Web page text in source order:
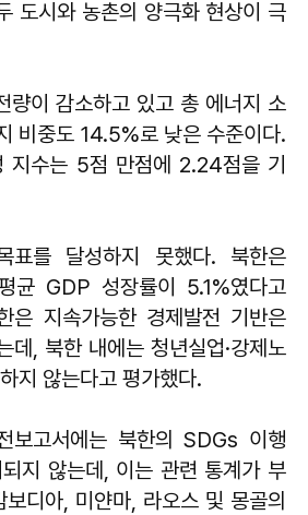
도시와 농촌의 양극화 현상이 극
량이 감소하고 있고 총 에너지 소
비중도 14.5%로 낮은 수준이다.
지수는 5점 만점에 2.24점을 기
를 달성하지 못했다. 북한은
균 GDP 성장률이 5.1%였다고
은 지속가능한 경제발전 기반은
데, 북한 내에는 청년실업·강제노
지 않는다고 평가했다.
보고서에는 북한의 SDGs 이행
지 않는데, 이는 관련 통계가 부
디아, 미얀마, 라오스 및 몽골의